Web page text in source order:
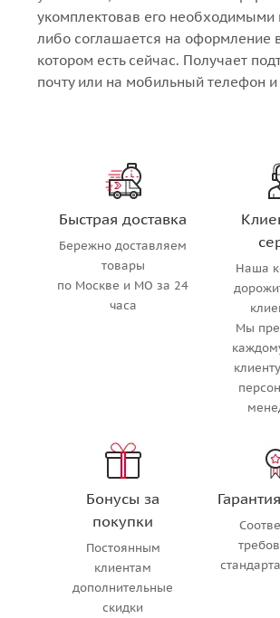
укомплектовав его необходимыми
либо соглашается на оформление
котором есть сейчас. Получает
почту или на мобильный телефон
Быстрая доставка
Бережно доставляем
товары
по Москве и МО за 24
часа
Наша
Мы
Бонусы за
покупки
Постоянным
клиентам
дополнительные
скидки